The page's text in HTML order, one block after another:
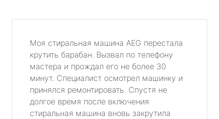
Моя стиральная машина AEG перестала
крутить барабан. Вызвал по телефону
мастера и прождал его не более 30
минут. Специалист осмотрел машинку и
принялся ремонтировать. Спустя не
долгое время после включения
стиральная машина вновь закрутила